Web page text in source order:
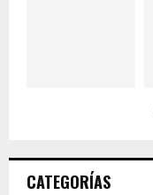
CATEGORÍAS